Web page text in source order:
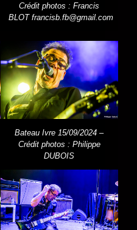
Crédit photos : Francis
BLOT francisb.fb@gmail.com
Bateau Ivre 15/09/2024 –
Crédit photos : Philippe
DUBOIS